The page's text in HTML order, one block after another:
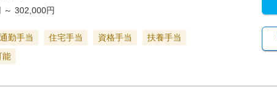
～302,000円
通勤手当 住宅手当 資格手当
扶養手当
能